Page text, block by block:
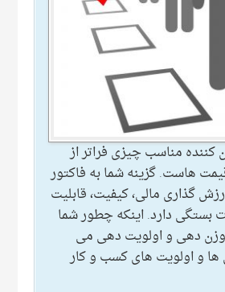
کننده مناسب چیزی فراتر از
هاست. گزینه شما به فاکتور
گذاری مالی، کیفیت، قابلیت
بستگی دارد. اینکه چطور شما
وزن دهی و اولویت دهی می
ها و اولویت های کسب و کار